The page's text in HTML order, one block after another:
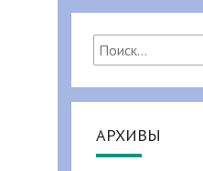
Найти:
АРХИВЫ